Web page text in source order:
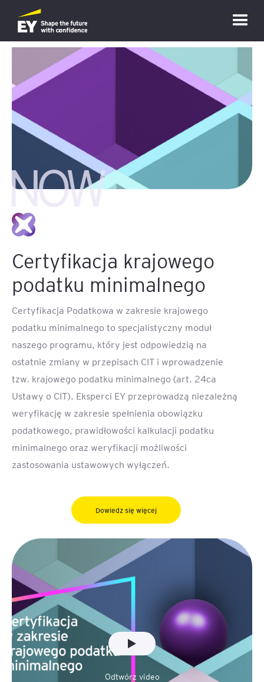
Certyfikacja krajowego
podatku minimalnego
Certyfikacja Podatkowa w zakresie krajowego
podatku minimalnego to specjalistyczny moduł
naszego programu, który jest odpowiedzią na
ostatnie zmiany w przepisach CIT i wprowadzenie
tzw. krajowego podatku minimalnego (art. 24ca
Ustawy o CIT). Eksperci EY przeprowadzą niezależną
weryfikację w zakresie spełnienia obowiązku
podatkowego, prawidłowości kalkulacji podatku
minimalnego oraz weryfikacji możliwości
zastosowania ustawowych wyłączeń.
Dowiedz się więcej
Odtwórz video